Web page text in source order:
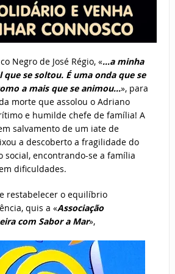
Negro de José Régio, «…a minha
que se soltou. É uma onda que se
a mais que se animou…», para
morte que assolou o Adriano
e humilde chefe de família! A
salvamento de um iate de
a descoberto a fragilidade do
social, encontrando-se a família
dificuldades.
restabelecer o equilíbrio
quis a «Associação
com Sabor a Mar»,